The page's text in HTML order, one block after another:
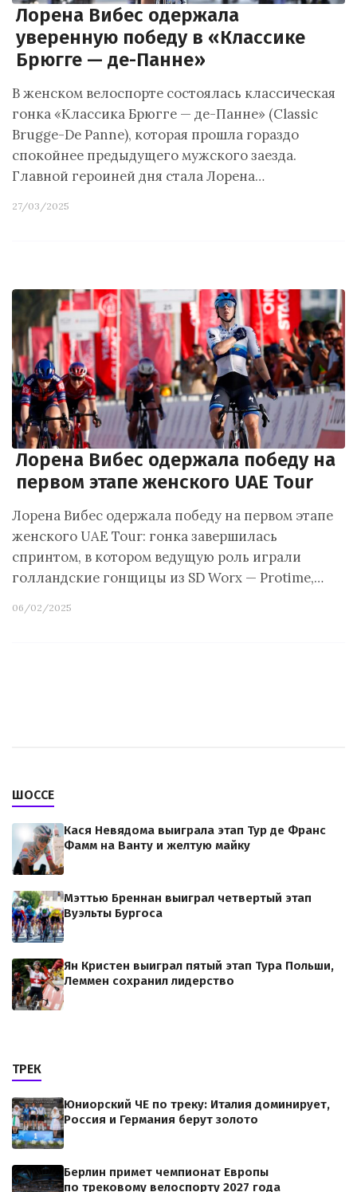
Лорена Вибес одержала
уверенную победу в «Классике
Брюгге — де-Панне»
В женском велоспорте состоялась классическая
гонка «Классика Брюгге — де-Панне» (Classic
Brugge-De Panne), которая прошла гораздо
спокойнее предыдущего мужского заезда.
Главной героиней дня стала Лорена…
27/03/2025
Лорена Вибес одержала победу на
первом этапе женского UAE Tour
Лорена Вибес одержала победу на первом этапе
женского UAE Tour: гонка завершилась
спринтом, в котором ведущую роль играли
голландские гонщицы из SD Worx — Protime,…
06/02/2025
ШОССЕ
Кася Невядома выиграла этап Тур де Франс
Фамм на Ванту и желтую майку
Мэттью Бреннан выиграл четвертый этап
Вуэльты Бургоса
Ян Кристен выиграл пятый этап Тура Польши,
Леммен сохранил лидерство
ТРЕК
Юниорский ЧЕ по треку: Италия доминирует,
Россия и Германия берут золото
Берлин примет чемпионат Европы
по трековому велоспорту 2027 года